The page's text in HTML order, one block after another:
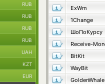
ExWm
1Change
ШоПоКурсу
Receive-
BitKit
WayBit
GoldenWhale
RUB
RUB
RUB
RUB
UAH
KZT
EUR